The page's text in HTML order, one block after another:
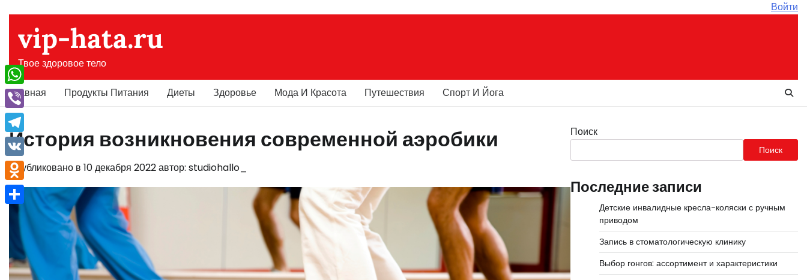
содержимому
Войти
vip-hata.ru
Твое здоровое тело
Главная Продукты Питания Диеты Здоровье Мода И Красота Путешествия Спорт И Йога
История возникновения современной аэробики
Опубликовано в 10 декабря 2022автор: studiohallo_
Поиск
Поиск
Последние записи
Детские инвалидные кресла-коляски с ручным
приводом
Запись в стоматологическую клинику
Выбор гонгов: ассортимент и характеристики
WhatsApp
Viber
Telegram
VK
Odnoklassniki
Отправить